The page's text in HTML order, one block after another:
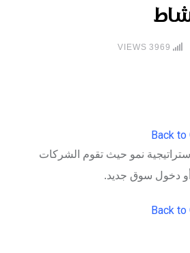
3969
VIEWS
نمو حيث تقوم الشركات
أو دخول سوق جديد.